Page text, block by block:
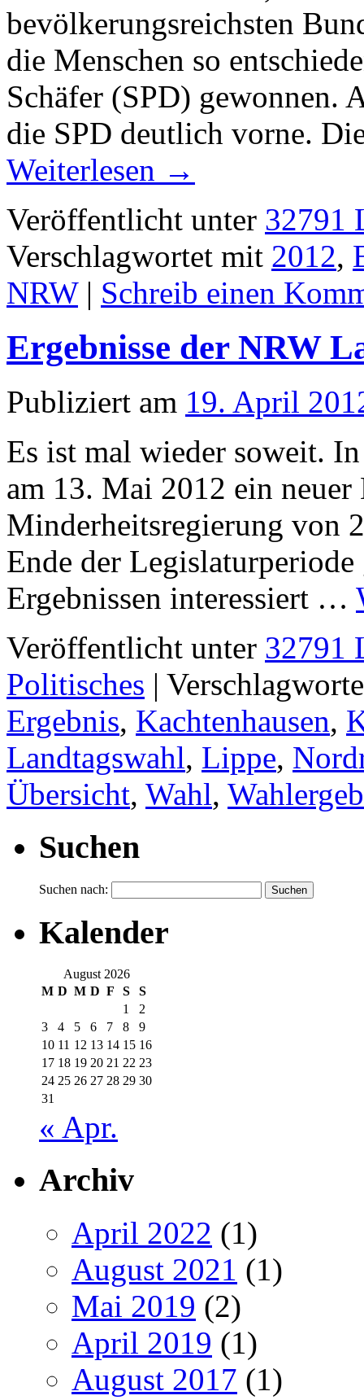
bevölkerungsreichsten
die Menschen so
Schäfer (SPD) gewonnen.
die SPD deutlich vorne.
Weiterlesen →
Veröffentlicht unter 32791
Verschlagwortet mit 2012,
NRW | Schreib einen
Ergebnisse der NRW
Publiziert am 19. April
Es ist mal wieder soweit.
am 13. Mai 2012 ein
Minderheitsregierung von
Ende der
Ergebnissen interessiert …
Veröffentlicht unter 32791
Politisches |
Ergebnis, Kachtenhausen,
Landtagswahl, Lippe,
Übersicht, Wahl,
Suchen
Suchen nach:
Kalender
August 2026
M D M D F S
S
1
2
3
4 5 6 7 8
9
10 11 12 13 14 15 16
17 18 19 20 21 22 23
24 25 26 27 28 29 30
31
« Apr.
Archiv
April 2022 (1)
August 2021 (1)
Mai 2019 (2)
April 2019 (1)
August 2017 (1)